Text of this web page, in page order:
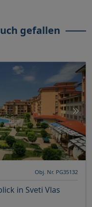
gefallen
Obj. Nr. PG35132
in Sveti Vlas